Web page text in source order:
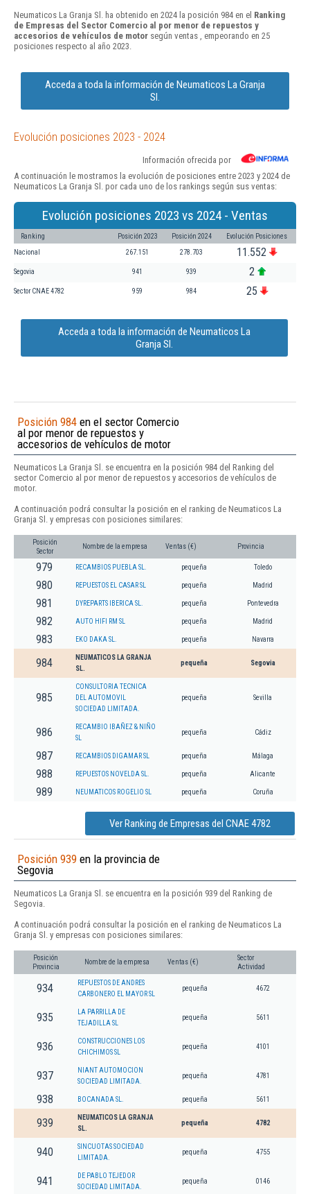
Neumaticos La Granja Sl. ha obtenido en 2024 la posición 984 en el Ranking
de Empresas del Sector Comercio al por menor de repuestos y
accesorios de vehículos de motor según ventas , empeorando en 25
posiciones respecto al año 2023.
Acceda a toda la información de Neumaticos La Granja
Sl.
Evolución posiciones 2023 - 2024
Información ofrecida por
A continuación le mostramos la evolución de posiciones entre 2023 y 2024 de
Neumaticos La Granja Sl. por cada uno de los rankings según sus ventas:
Evolución posiciones 2023 vs 2024 - Ventas
Ranking Posición 2023 Posición 2024 Evolución Posiciones
Nacional 267.151 278.703 11.552
Segovia 941 939 2
Sector CNAE 4782 959 984 25
Acceda a toda la información de Neumaticos La
Granja Sl.
Posición 984 en el sector Comercio
al por menor de repuestos y
accesorios de vehículos de motor
Neumaticos La Granja Sl. se encuentra en la posición 984 del Ranking del
sector Comercio al por menor de repuestos y accesorios de vehículos de
motor.
A continuación podrá consultar la posición en el ranking de Neumaticos La
Granja Sl. y empresas con posiciones similares:
Posición
Sector
Nombre de la empresa Ventas (€) Provincia
979 RECAMBIOS PUEBLA SL. pequeña Toledo
980 REPUESTOS EL CASAR SL pequeña Madrid
981 DYREPARTS IBERICA SL. pequeña Pontevedra
982 AUTO HIFI RM SL pequeña Madrid
983 EKO DAKA SL. pequeña Navarra
984
NEUMATICOS LA GRANJA
SL.
pequeña Segovia
985
CONSULTORIA TECNICA
DEL AUTOMOVIL
SOCIEDAD LIMITADA.
pequeña Sevilla
986
RECAMBIO IBAÑEZ & NIÑO
SL
pequeña Cádiz
987 RECAMBIOS DIGAMAR SL pequeña Málaga
988 REPUESTOS NOVELDA SL. pequeña Alicante
989 NEUMATICOS ROGELIO SL pequeña Coruña
Ver Ranking de Empresas del CNAE 4782
Posición 939 en la provincia de
Segovia
Neumaticos La Granja Sl. se encuentra en la posición 939 del Ranking de
Segovia.
A continuación podrá consultar la posición en el ranking de Neumaticos La
Granja Sl. y empresas con posiciones similares:
Posición
Provincia
Nombre de la empresa Ventas (€)
Sector
Actividad
934
REPUESTOS DE ANDRES
CARBONERO EL MAYOR SL
pequeña 4672
935
LA PARRILLA DE
TEJADILLA SL
pequeña 5611
936
CONSTRUCCIONES LOS
CHICHIMOS SL
pequeña 4101
937
NIANT AUTOMOCION
SOCIEDAD LIMITADA.
pequeña 4781
938 BOCANADA SL. pequeña 5611
939
NEUMATICOS LA GRANJA
SL.
pequeña 4782
940
SINCUOTAS SOCIEDAD
LIMITADA.
pequeña 4755
941
DE PABLO TEJEDOR
SOCIEDAD LIMITADA.
pequeña 0146